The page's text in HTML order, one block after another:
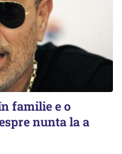
familie e o
nunta la a